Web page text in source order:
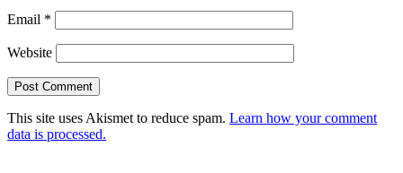
Email *
Website
This site uses Akismet to reduce spam. Learn how your comment
data is processed.